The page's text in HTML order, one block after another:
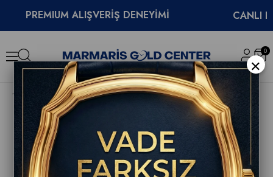
PREMIUM ALIŞVERİŞ DENEYİMİ CANLI
0
Longines Conquest 30mm Kadın Kol Saati L3.320.5.02.6
×